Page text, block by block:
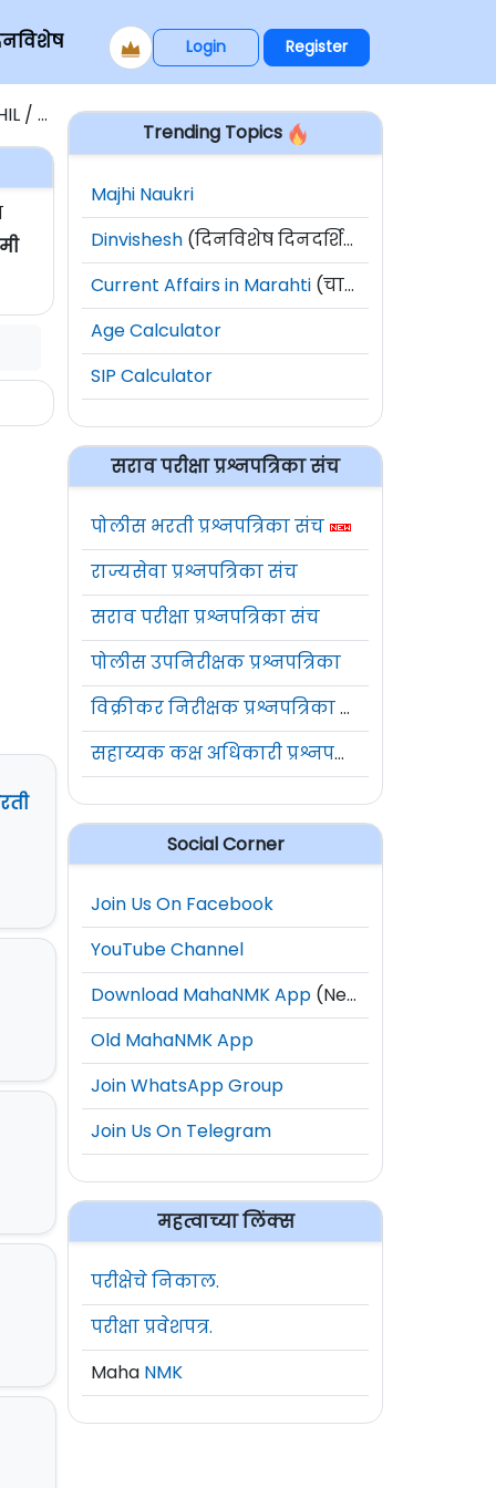
Login Register
Trending Topics
Majhi Naukri
Dinvishesh (दिनविशेष दिनदर्शिका)
Current Affairs in Marahti (चालू घडामोडी)
Age Calculator
SIP Calculator
सराव परीक्षा प्रश्नपत्रिका संच
पोलीस भरती प्रश्नपत्रिका संच
राज्यसेवा प्रश्नपत्रिका संच
सराव परीक्षा प्रश्नपत्रिका संच
पोलीस उपनिरीक्षक प्रश्नपत्रिका
विक्रीकर निरीक्षक प्रश्नपत्रिका संच
सहाय्यक कक्ष अधिकारी प्रश्नपत्रिका संच
Social Corner
Join Us On Facebook
YouTube Channel
Download MahaNMK App (New)
Old MahaNMK App
Join WhatsApp Group
Join Us On Telegram
महत्वाच्या लिंक्स
परीक्षेचे निकाल.
परीक्षा प्रवेशपत्र.
Maha NMK